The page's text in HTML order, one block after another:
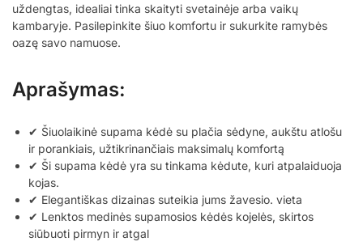
uždengtas, idealiai tinka skaityti svetainėje arba vaikų
kambaryje. Pasilepinkite šiuo komfortu ir sukurkite ramybės
oazę savo namuose.
Aprašymas:
✔ Šiuolaikinė supama kėdė su plačia sėdyne, aukštu atlošu
ir porankiais, užtikrinančiais maksimalų komfortą
✔ Ši supama kėdė yra su tinkama kėdute, kuri atpalaiduoja
kojas.
✔ Elegantiškas dizainas suteikia jums žavesio. vieta
✔ Lenktos medinės supamosios kėdės kojelės, skirtos
siūbuoti pirmyn ir atgal